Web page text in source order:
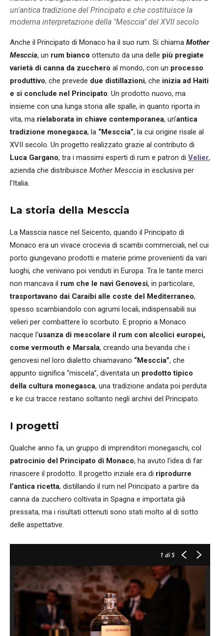
un'antica tradizione del Principato e che costituisce la
moderna interpretazione della "Mesccia" del XVII secolo
Anche il Principato di Monaco ha il suo rum. Si chiama Mother
Mesccia, un rum bianco ottenuto da una delle più pregiate
varietà di canna da zucchero al mondo, con un processo
produttivo, che prevede due distillazioni, che inizia ad Haiti
e si conclude nel Principato. Un prodotto nuovo, ma
insieme con una lunga storia alle spalle, in quanto riporta in
vita, ma rielaborata in chiave contemporanea, un’antica
tradizione monegasca, la “Mesccia”, la cui origine risale al
XVII secolo. Un progetto realizzato grazie al contributo di
Luca Gargano, tra i massimi esperti di rum e patron di Velier,
azienda che distribuisce Mother Mesccia in esclusiva per
l’Italia.
La storia della Mesccia
La Masscia nasce nel Seicento, quando il Principato di
Monaco era un vivace crocevia di scambi commerciali, nel cui
porto giungevano prodotti e materie prime provenienti da vari
luoghi, che venivano poi venduti in Europa. Tra le tante merci
non mancava il rum che le navi Genovesi, in particolare,
trasportavano dai Caraibi alle coste del Mediterraneo,
spesso scambiandolo con agrumi locali, indispensabili sui
velieri per combattere lo scorbuto. E proprio a Monaco
nacque l’usanza di mescolare il rum con alcolici europei,
come vermouth e Marsala, creando una bevanda che i
genovesi nel loro dialetto chiamavano “Mesccia”, che
appunto significa “miscela”, diventata un prodotto tipico
della cultura monegasca, una tradizione andata poi perduta
e ke cui tracce restano soltanto negli archivi del Principato.
I progetti
Qualche anno fa, un gruppo di imprenditori monegaschi, col
patrocinio del Principato di Monaco, ha avuto l’idea di far
rinascere il prodotto. Il progetto inziale era di riprodurre
l’antica ricetta, distillando il rum nel Principato a partire da
canna da zucchero coltivata in Spagna e importata già
pressata, ma i risultati ottenuti sono stati molto al di sotto
delle aspettative.
1 di 5